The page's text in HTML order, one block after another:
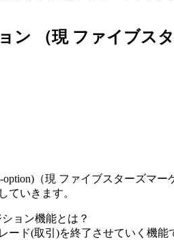
ン （現 ファイブス
option)（現 ファイブスターズマー
ていきます。
ョン機能とは？
ード(取引)を終了させていく機能